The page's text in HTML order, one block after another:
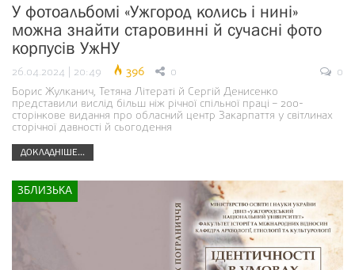
У фотоальбомі «Ужгород колись і нині»
можна знайти старовинні й сучасні фото
корпусів УжНУ
26.04.2024 | 20:49 396 0
0
Борис Жулканич, Тетяна Літераті й Сергій Денисенко
представили вислід більш ніж річної спільної праці – 200-
сторінкове видання про обласний центр Закарпаття у світлинах
сторічної давності й сьогодення
ДОКЛАДНІШЕ...
ЗБЛИЗЬКА